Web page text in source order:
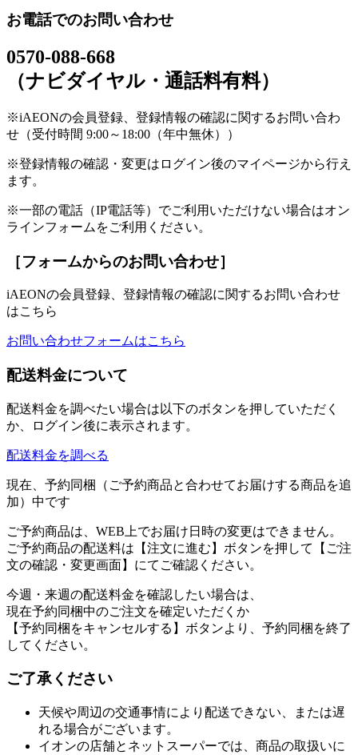
お電話でのお問い合わせ
0570-088-668
（ナビダイヤル・通話料有料）
※iAEONの会員登録、登録情報の確認に関するお問い合わ
せ（受付時間 9:00～18:00（年中無休））
※登録情報の確認・変更はログイン後のマイページから行え
ます。
※一部の電話（IP電話等）でご利用いただけない場合はオン
ラインフォームをご利用ください。
［フォームからのお問い合わせ］
iAEONの会員登録、登録情報の確認に関するお問い合わせ
はこちら
お問い合わせフォームはこちら
配送料金について
配送料金を調べたい場合は以下のボタンを押していただく
か、ログイン後に表示されます。
配送料金を調べる
現在、予約同梱（ご予約商品と合わせてお届けする商品を追
加）中です
ご予約商品は、WEB上でお届け日時の変更はできません。
ご予約商品の配送料は【注文に進む】ボタンを押して【ご注
文の確認・変更画面】にてご確認ください。
今週・来週の配送料金を確認したい場合は、
現在予約同梱中のご注文を確定いただくか
【予約同梱をキャンセルする】ボタンより、予約同梱を終了
してください。
ご了承ください
天候や周辺の交通事情により配送できない、または遅
れる場合がございます。
イオンの店舗とネットスーパーでは、商品の取扱いに